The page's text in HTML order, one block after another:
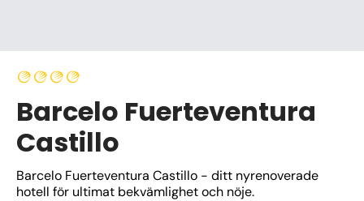
Barcelo Fuerteventura
Castillo
Barcelo Fuerteventura Castillo - ditt nyrenoverade
hotell för ultimat bekvämlighet och nöje.